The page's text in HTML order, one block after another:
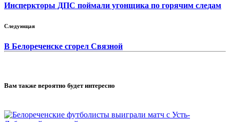
Инсперкторы ДПС поймали угонщика по горячим следам
Следующая
В Белореченске сгорел Связной
Вам также вероятно будет интересно